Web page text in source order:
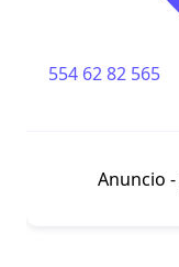
554 62 82 565
Anuncio